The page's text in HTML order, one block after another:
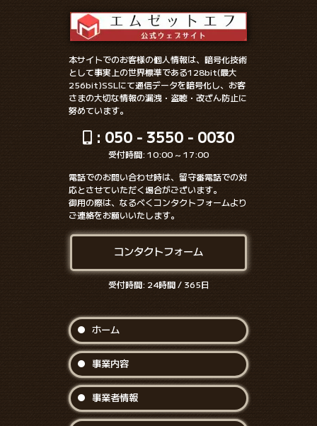
本サイトでのお客様の個人情報は、暗号化技術
として事実上の世界標準である128bit(最大
256bit)SSLにて通信データを暗号化し、お客
さまの大切な情報の漏洩・盗聴・改ざん防止に
努めています。
: 050 - 3550 - 0030
受付時間: 10:00 ~ 17:00
電話でのお問い合わせ時は、留守番電話での対
応とさせていただく場合がございます。
御用の際は、なるべくコンタクトフォームより
ご連絡をお願いいたします。
コンタクトフォーム
受付時間: 24時間 / 365日
ホーム
事業内容
事業者情報